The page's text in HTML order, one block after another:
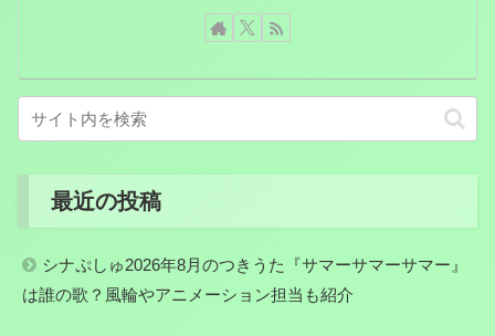
最近の投稿
シナぷしゅ2026年8月のつきうた『サマーサマーサマー』
は誰の歌？風輪やアニメーション担当も紹介